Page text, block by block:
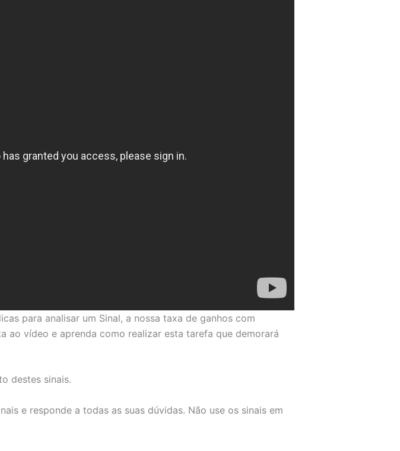
para analisar um Sinal, a nossa taxa de ganhos com
ao vídeo e aprenda como realizar esta tarefa que demorará
destes sinais.
e responde a todas as suas dúvidas. Não use os sinais em